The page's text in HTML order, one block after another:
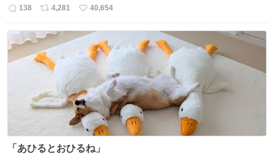
返
138
リ
ス
ト
数
4,281
い
ね
数
40,654
「あひるとおひるね」